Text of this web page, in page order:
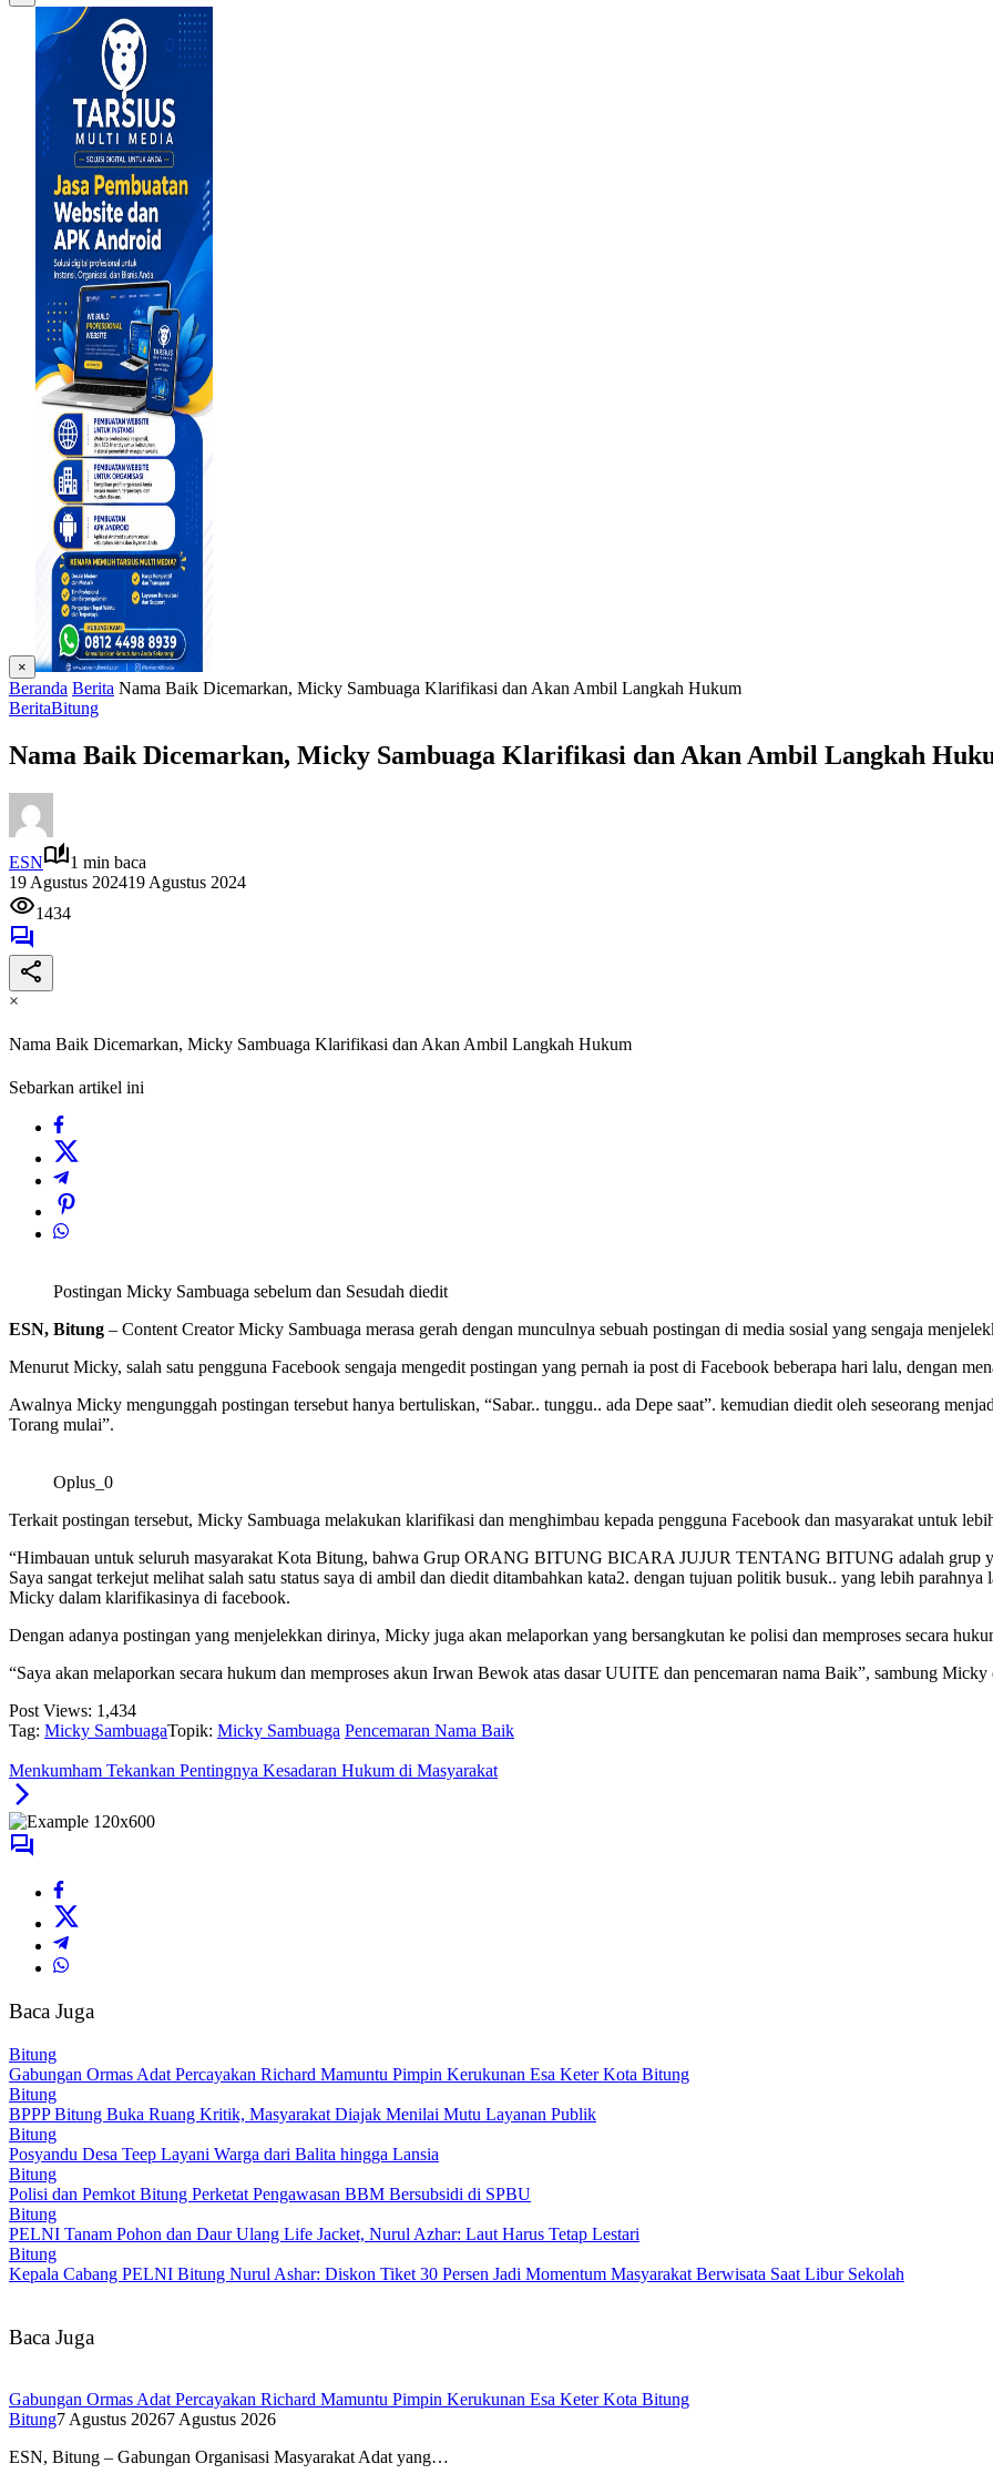
×
Beranda Berita Nama Baik Dicemarkan, Micky Sambuaga Klarifikasi dan Akan Ambil Langkah Hukum
BeritaBitung
Nama Baik Dicemarkan, Micky Sambuaga Klarifikasi dan Akan Ambil Langkah
ESN
1 min baca
19 Agustus 202419 Agustus 2024
1434
×
Nama Baik Dicemarkan, Micky Sambuaga Klarifikasi dan Akan Ambil Langkah Hukum
Sebarkan artikel ini
Postingan Micky Sambuaga sebelum dan Sesudah diedit
ESN, Bitung – Content Creator Micky Sambuaga merasa gerah dengan munculnya sebuah postingan di media sosial yang sengaja
Menurut Micky, salah satu pengguna Facebook sengaja mengedit postingan yang pernah ia post di Facebook beberapa hari lalu, dengan
Awalnya Micky mengunggah postingan tersebut hanya bertuliskan, “Sabar.. tunggu.. ada Depe saat”. kemudian diedit oleh seseorang
Torang mulai”.
Oplus_0
Terkait postingan tersebut, Micky Sambuaga melakukan klarifikasi dan menghimbau kepada pengguna Facebook dan masyarakat untuk
“Himbauan untuk seluruh masyarakat Kota Bitung, bahwa Grup ORANG BITUNG BICARA JUJUR TENTANG BITUNG adalah grup
Saya sangat terkejut melihat salah satu status saya di ambil dan diedit ditambahkan kata2. dengan tujuan politik busuk.. yang lebih
Micky dalam klarifikasinya di facebook.
Dengan adanya postingan yang menjelekkan dirinya, Micky juga akan melaporkan yang bersangkutan ke polisi dan memproses secara
“Saya akan melaporkan secara hukum dan memproses akun Irwan Bewok atas dasar UUITE dan pencemaran nama Baik”, sambung
Post Views: 1,434
Tag: Micky SambuagaTopik: Micky Sambuaga Pencemaran Nama Baik
Menkumham Tekankan Pentingnya Kesadaran Hukum di Masyarakat
Baca Juga
Bitung
Gabungan Ormas Adat Percayakan Richard Mamuntu Pimpin Kerukunan Esa Keter Kota Bitung
Bitung
BPPP Bitung Buka Ruang Kritik, Masyarakat Diajak Menilai Mutu Layanan Publik
Bitung
Posyandu Desa Teep Layani Warga dari Balita hingga Lansia
Bitung
Polisi dan Pemkot Bitung Perketat Pengawasan BBM Bersubsidi di SPBU
Bitung
PELNI Tanam Pohon dan Daur Ulang Life Jacket, Nurul Azhar: Laut Harus Tetap Lestari
Bitung
Kepala Cabang PELNI Bitung Nurul Ashar: Diskon Tiket 30 Persen Jadi Momentum Masyarakat Berwisata Saat Libur Sekolah
Baca Juga
Gabungan Ormas Adat Percayakan Richard Mamuntu Pimpin Kerukunan Esa Keter Kota Bitung
Bitung7 Agustus 20267 Agustus 2026
ESN, Bitung – Gabungan Organisasi Masyarakat Adat yang…